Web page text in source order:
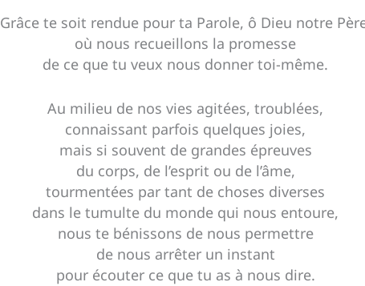
Grâce te soit rendue pour ta Parole, ô Dieu notre
où nous recueillons la promesse
de ce que tu veux nous donner toi-même.
Au milieu de nos vies agitées, troublées,
connaissant parfois quelques joies,
mais si souvent de grandes épreuves
du corps, de l’esprit ou de l’âme,
tourmentées par tant de choses diverses
dans le tumulte du monde qui nous entoure,
nous te bénissons de nous permettre
de nous arrêter un instant
pour écouter ce que tu as à nous dire.